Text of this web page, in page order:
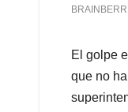
El golpe
que no